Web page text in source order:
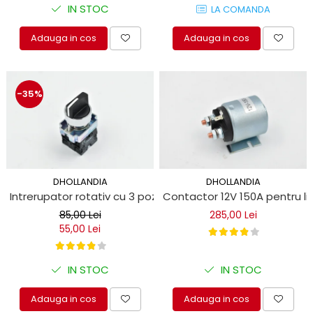
IN STOC
Adauga in cos
LA COMANDA
Adauga in cos
-35%
DHOLLANDIA
Intrerupator rotativ cu 3 pozitii pentru oblon hidraulic
85,00 Lei
55,00 Lei
IN STOC
Adauga in cos
DHOLLANDIA
Contactor 12V 150A pentru
285,00 Lei
IN STOC
Adauga in cos